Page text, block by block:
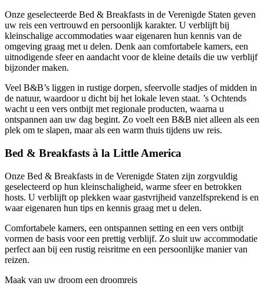
Onze geselecteerde Bed & Breakfasts in de Verenigde Staten geven
uw reis een vertrouwd en persoonlijk karakter. U verblijft bij
kleinschalige accommodaties waar eigenaren hun kennis van de
omgeving graag met u delen. Denk aan comfortabele kamers, een
uitnodigende sfeer en aandacht voor de kleine details die uw verblijf
bijzonder maken.
Veel B&B’s liggen in rustige dorpen, sfeervolle stadjes of midden in
de natuur, waardoor u dicht bij het lokale leven staat. ’s Ochtends
wacht u een vers ontbijt met regionale producten, waarna u
ontspannen aan uw dag begint. Zo voelt een B&B niet alleen als een
plek om te slapen, maar als een warm thuis tijdens uw reis.
Bed & Breakfasts à la Little America
Onze Bed & Breakfasts in de Verenigde Staten zijn zorgvuldig
geselecteerd op hun kleinschaligheid, warme sfeer en betrokken
hosts. U verblijft op plekken waar gastvrijheid vanzelfsprekend is en
waar eigenaren hun tips en kennis graag met u delen.
Comfortabele kamers, een ontspannen setting en een vers ontbijt
vormen de basis voor een prettig verblijf. Zo sluit uw accommodatie
perfect aan bij een rustig reisritme en een persoonlijke manier van
reizen.
Maak van uw droom een droomreis